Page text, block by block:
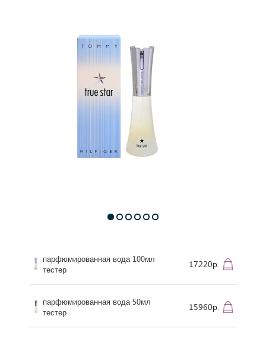
парфюмированная вода 100мл
тестер
17220р.
парфюмированная вода 50мл
тестер
15960р.